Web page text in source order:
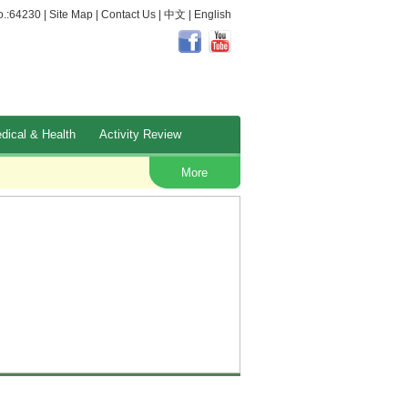
| Site Map| Contact Us| 中文 English
& Health Activity Review
Occupational Safety and Health
More